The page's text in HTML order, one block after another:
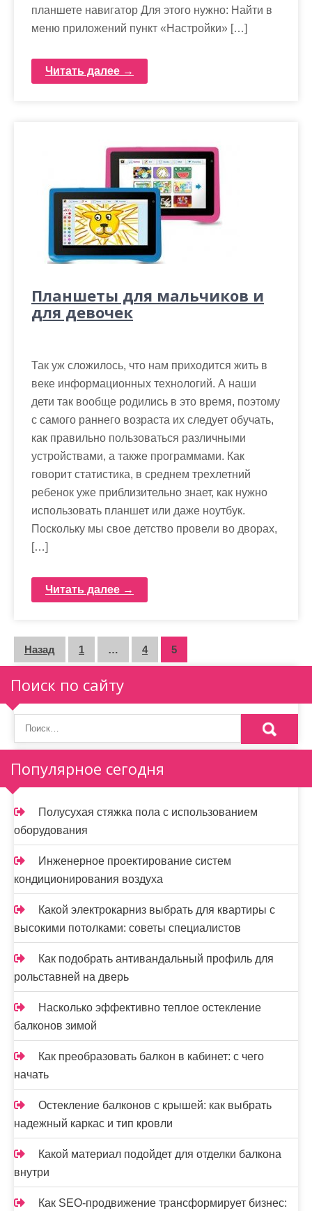
планшете навигатор Для этого нужно: Найти в
меню приложений пункт «Настройки» […]
Читать далее →
Планшеты для мальчиков и
для девочек
Так уж сложилось, что нам приходится жить в
веке информационных технологий. А наши
дети так вообще родились в это время, поэтому
с самого раннего возраста их следует обучать,
как правильно пользоваться различными
устройствами, а также программами. Как
говорит статистика, в среднем трехлетний
ребенок уже приблизительно знает, как нужно
использовать планшет или даже ноутбук.
Поскольку мы свое детство провели во дворах,
[…]
Читать далее →
П
а
г
и
н
а
ц
и
я
з
а
п
и
с
е
й
Назад 1 … 4 5
Поиск по сайту
Популярное сегодня
Полусухая стяжка пола с использованием
оборудования
Инженерное проектирование систем
кондиционирования воздуха
Какой электрокарниз выбрать для квартиры с
высокими потолками: советы специалистов
Как подобрать антивандальный профиль для
рольставней на дверь
Насколько эффективно теплое остекление
балконов зимой
Как преобразовать балкон в кабинет: с чего
начать
Остекление балконов с крышей: как выбрать
надежный каркас и тип кровли
Какой материал подойдет для отделки балкона
внутри
Как SEO-продвижение трансформирует бизнес: